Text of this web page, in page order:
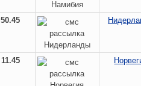
50.45
11.45